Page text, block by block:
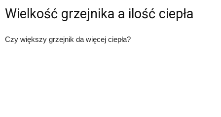
Wielkość grzejnika a ilość ciepła
Czy większy grzejnik da więcej ciepła?